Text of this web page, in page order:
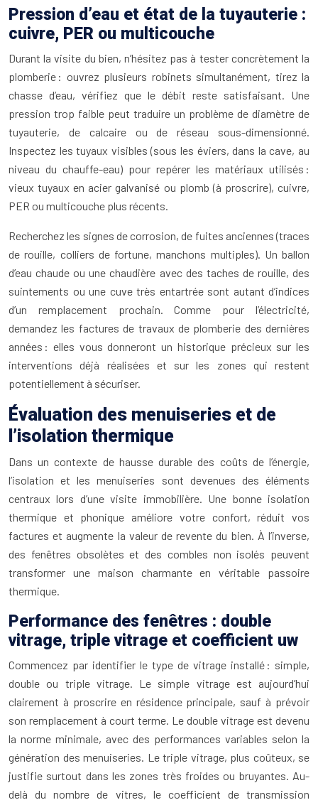
Pression d’eau et état de la tuyauterie :
cuivre, PER ou multicouche
Durant la visite du bien, n’hésitez pas à tester concrètement la
plomberie : ouvrez plusieurs robinets simultanément, tirez la
chasse d’eau, vérifiez que le débit reste satisfaisant. Une
pression trop faible peut traduire un problème de diamètre de
tuyauterie, de calcaire ou de réseau sous-dimensionné.
Inspectez les tuyaux visibles (sous les éviers, dans la cave, au
niveau du chauffe-eau) pour repérer les matériaux utilisés :
vieux tuyaux en acier galvanisé ou plomb (à proscrire), cuivre,
PER ou multicouche plus récents.
Recherchez les signes de corrosion, de fuites anciennes (traces
de rouille, colliers de fortune, manchons multiples). Un ballon
d’eau chaude ou une chaudière avec des taches de rouille, des
suintements ou une cuve très entartrée sont autant d’indices
d’un remplacement prochain. Comme pour l’électricité,
demandez les factures de travaux de plomberie des dernières
années : elles vous donneront un historique précieux sur les
interventions déjà réalisées et sur les zones qui restent
potentiellement à sécuriser.
Évaluation des menuiseries et de
l’isolation thermique
Dans un contexte de hausse durable des coûts de l’énergie,
l’isolation et les menuiseries sont devenues des éléments
centraux lors d’une visite immobilière. Une bonne isolation
thermique et phonique améliore votre confort, réduit vos
factures et augmente la valeur de revente du bien. À l’inverse,
des fenêtres obsolètes et des combles non isolés peuvent
transformer une maison charmante en véritable passoire
thermique.
Performance des fenêtres : double
vitrage, triple vitrage et coefficient uw
Commencez par identifier le type de vitrage installé : simple,
double ou triple vitrage. Le simple vitrage est aujourd’hui
clairement à proscrire en résidence principale, sauf à prévoir
son remplacement à court terme. Le double vitrage est devenu
la norme minimale, avec des performances variables selon la
génération des menuiseries. Le triple vitrage, plus coûteux, se
justifie surtout dans les zones très froides ou bruyantes. Au-
delà du nombre de vitres, le coefficient de transmission